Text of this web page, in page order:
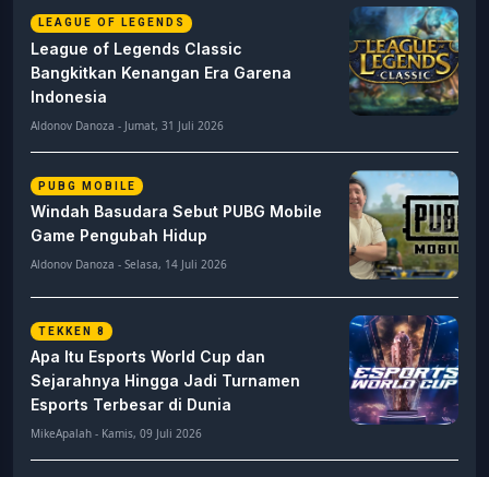
LEAGUE OF LEGENDS
League of Legends Classic
Bangkitkan Kenangan Era Garena
Indonesia
Aldonov Danoza - Jumat, 31 Juli 2026
PUBG MOBILE
Windah Basudara Sebut PUBG Mobile
Game Pengubah Hidup
Aldonov Danoza - Selasa, 14 Juli 2026
TEKKEN 8
Apa Itu Esports World Cup dan
Sejarahnya Hingga Jadi Turnamen
Esports Terbesar di Dunia
MikeApalah - Kamis, 09 Juli 2026